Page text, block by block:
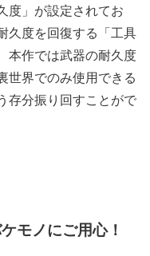
度」が設定されてお
久度を回復する「工具
本作では武器の耐久度
世界でのみ使用できる
存分振り回すことがで
モノにご用心！